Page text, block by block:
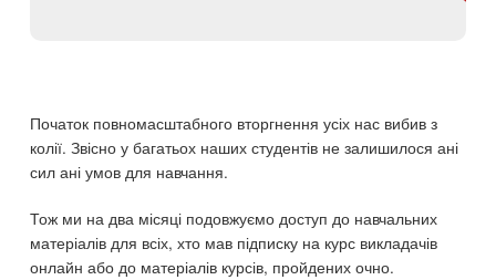
Початок повномасштабного вторгнення усіх нас вибив з
колії. Звісно у багатьох наших студентів не залишилося ані
сил ані умов для навчання.
Тож ми на два місяці подовжуємо доступ до навчальних
матеріалів для всіх, хто мав підписку на курс викладачів
онлайн або до матеріалів курсів, пройдених очно.